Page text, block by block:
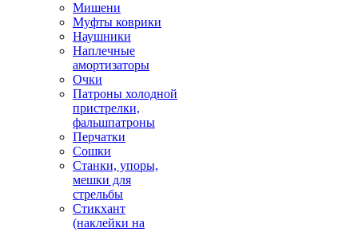
Мишени
Муфты коврики
Наушники
Наплечные
амортизаторы
Очки
Патроны холодной
пристрелки,
фальшпатроны
Перчатки
Сошки
Станки, упоры,
мешки для
стрельбы
Стикхант
(наклейки на